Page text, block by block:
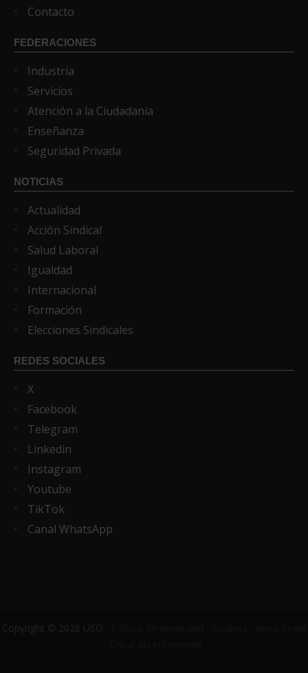
Contacto
FEDERACIONES
Industria
Servicios
Atención a la Ciudadanía
Enseñanza
Seguridad Privada
NOTICIAS
Actualidad
Acción Sindical
Salud Laboral
Igualdad
Internacional
Formación
Elecciones Sindicales
REDES SOCIALES
X
Facebook
Telegram
Linkedin
Instagram
Youtube
TikTok
Canal WhatsApp
Copyright © 2026 USO ·